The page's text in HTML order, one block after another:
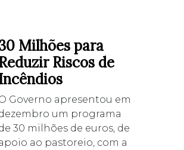
Milhões para
Riscos de
Governo apresentou em
um programa
30 milhões de euros, de
ao pastoreio, com a